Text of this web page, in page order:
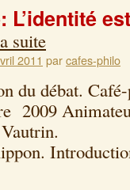
L’identité
suite
2011 parcafes-philo
du débat.
2009